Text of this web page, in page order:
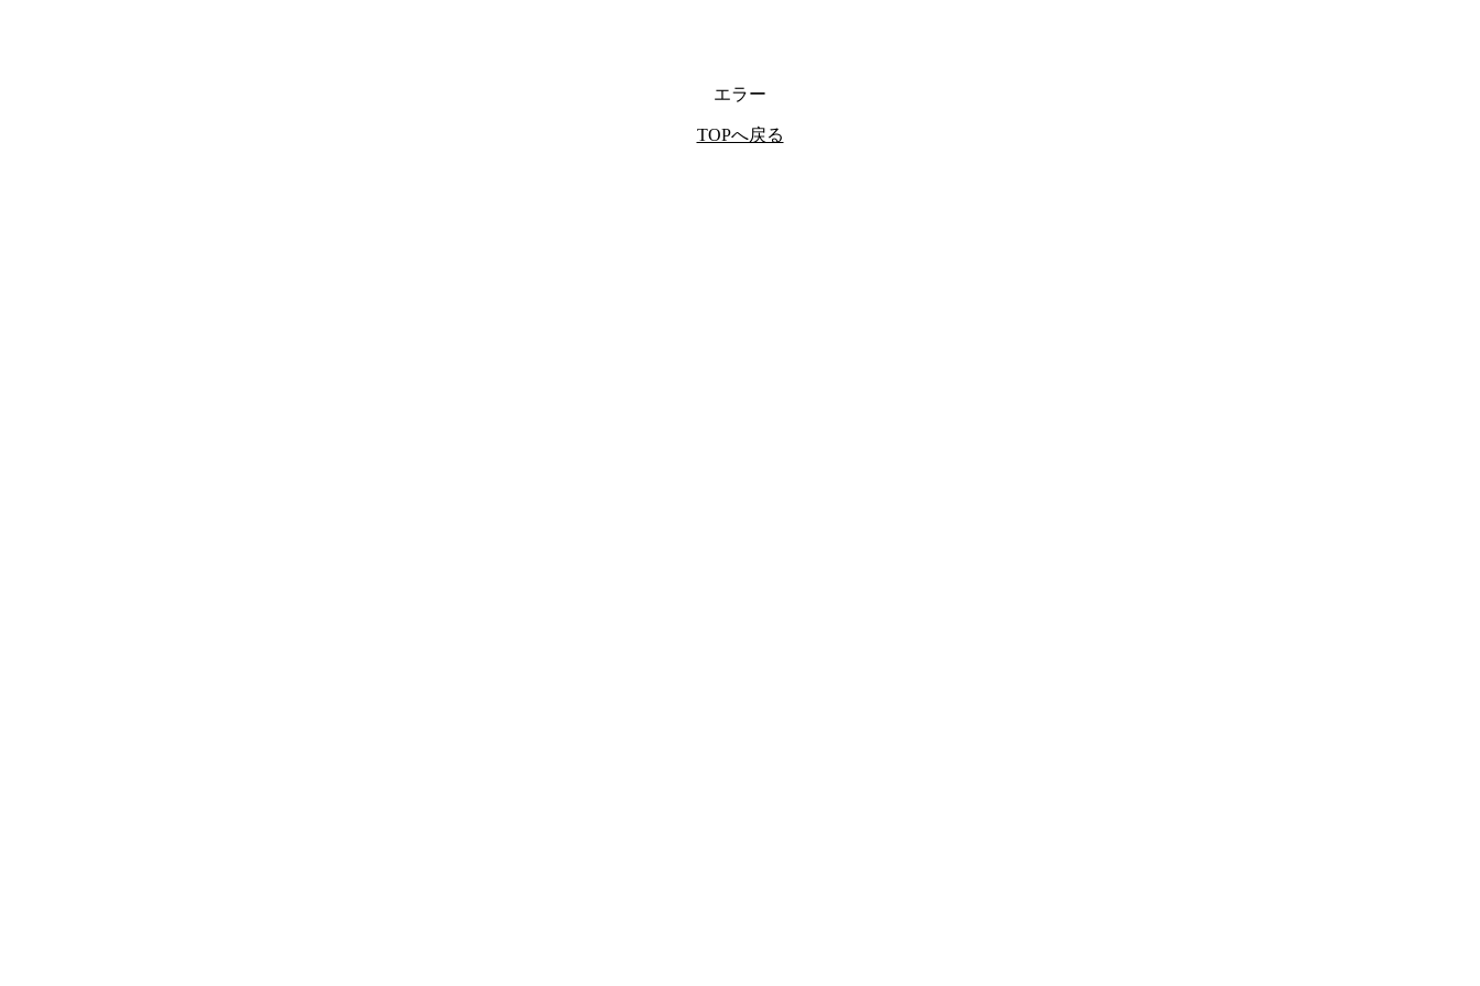
エラー
TOPへ戻る